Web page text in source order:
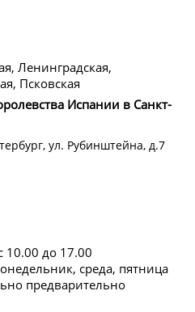
Ленинградская,
Псковская
Испании в Санкт-
ул. Рубинштейна, д.7
10.00 до 17.00
среда, пятница
предварительно